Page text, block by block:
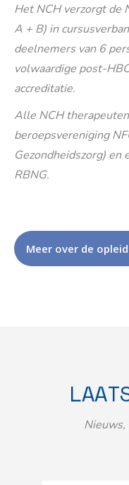
Het NCH verzorgt de
A + B) in
deelnemers van 6
volwaardige post-
accreditatie.
Alle NCH
beroepsvereniging
Gezondheidszorg) en
RBNG.
Meer over de
Nieuws,